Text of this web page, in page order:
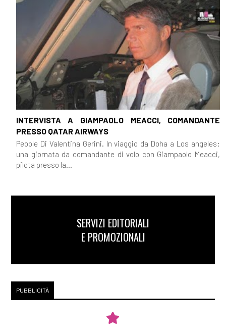
INTERVISTA A GIAMPAOLO MEACCI, COMANDANTE
PRESSO QATAR AIRWAYS
People Di Valentina Gerini. In viaggio da Doha a Los angeles:
una giornata da comandante di volo con Giampaolo Meacci,
pilota presso la...
SERVIZI EDITORIALI
E PROMOZIONALI
PUBBLICITÀ